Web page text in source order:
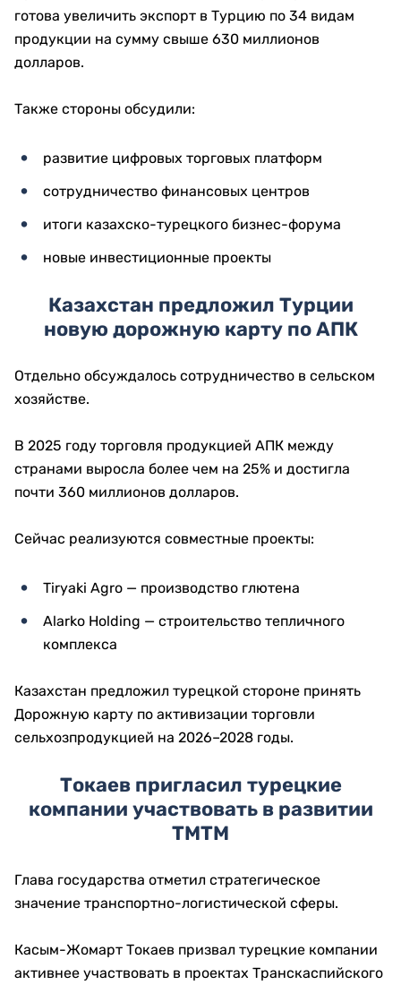
готова увеличить экспорт в Турцию по 34 видам
продукции на сумму свыше 630 миллионов
долларов.
Также стороны обсудили:
развитие цифровых торговых платформ
сотрудничество финансовых центров
итоги казахско-турецкого бизнес-форума
новые инвестиционные проекты
Казахстан предложил Турции
новую дорожную карту по АПК
Отдельно обсуждалось сотрудничество в сельском
хозяйстве.
В 2025 году торговля продукцией АПК между
странами выросла более чем на 25% и достигла
почти 360 миллионов долларов.
Сейчас реализуются совместные проекты:
Tiryaki Agro — производство глютена
Alarko Holding — строительство тепличного
комплекса
Казахстан предложил турецкой стороне принять
Дорожную карту по активизации торговли
сельхозпродукцией на 2026–2028 годы.
Токаев пригласил турецкие
компании участвовать в развитии
ТМТМ
Глава государства отметил стратегическое
значение транспортно-логистической сферы.
Касым-Жомарт Токаев призвал турецкие компании
активнее участвовать в проектах Транскаспийского